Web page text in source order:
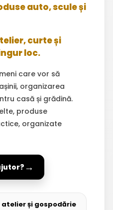
auto, scule și
curte și
loc.
care vor să
organizarea
casă și grădină.
produse
organizate
→
atelier și gospodărie